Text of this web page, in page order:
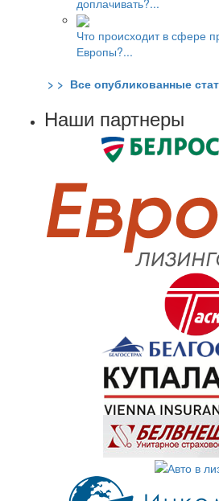
Что происходит в сфере
Европы?...
> > Все опубликованные
Наши партнеры